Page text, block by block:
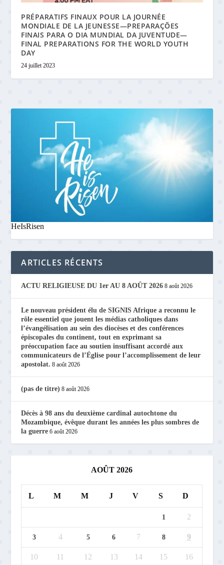
PRÉPARATIFS FINAUX POUR LA JOURNÉE
MONDIALE DE LA JEUNESSE—PREPARAÇÕES
FINAIS PARA O DIA MUNDIAL DA JUVENTUDE—
FINAL PREPARATIONS FOR THE WORLD YOUTH
DAY
24 juillet 2023
HeIsRisen
ARTICLES RÉCENTS
ACTU RELIGIEUSE DU 1er AU 8 AOÛT 2026 8 août 2026
Le nouveau président élu de SIGNIS Afrique a reconnu le
rôle essentiel que jouent les médias catholiques dans
l’évangélisation au sein des diocèses et des conférences
épiscopales du continent, tout en exprimant sa
préoccupation face au soutien insuffisant accordé aux
communicateurs de l’Église pour l’accomplissement de leur
apostolat. 8 août 2026
(pas de titre) 8 août 2026
Décès à 98 ans du deuxième cardinal autochtone du
Mozambique, évêque durant les années les plus sombres de
la guerre 6 août 2026
AOÛT 2026
L M M J V S D
1 2
3 4 5 6 7 8 9
10 11 12 13 14 15 16